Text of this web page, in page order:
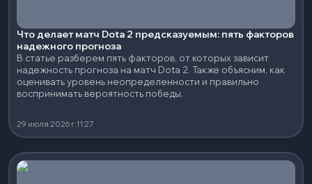
Что делает матч Dota 2 предсказуемым: пять факторов
надежного прогноза
В статье разберем пять факторов, от которых зависит
надежность прогноза на матч Dota 2. Также объясним, как
оценивать уровень неопределенности и правильно
воспринимать вероятность победы.
29 июля 2026 г.11:27